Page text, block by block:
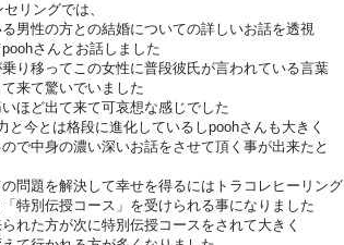
リングでは、
男性の方との結婚についての詳しいお話を透視
さんとお話しました
り移ってこの女性に普段彼氏が言われている言葉
来て驚いでいました
ほど出て来て可哀想な感じでした
と今とは格段に進化しているしpoohさんも大きく
で中身の濃い深いお話をさせて頂く事が出来たと
問題を解決して幸せを得るにはトラコレヒーリング
特別伝授コース」を受けられる事になりました
れた方が次に特別伝授コースをされて大きく